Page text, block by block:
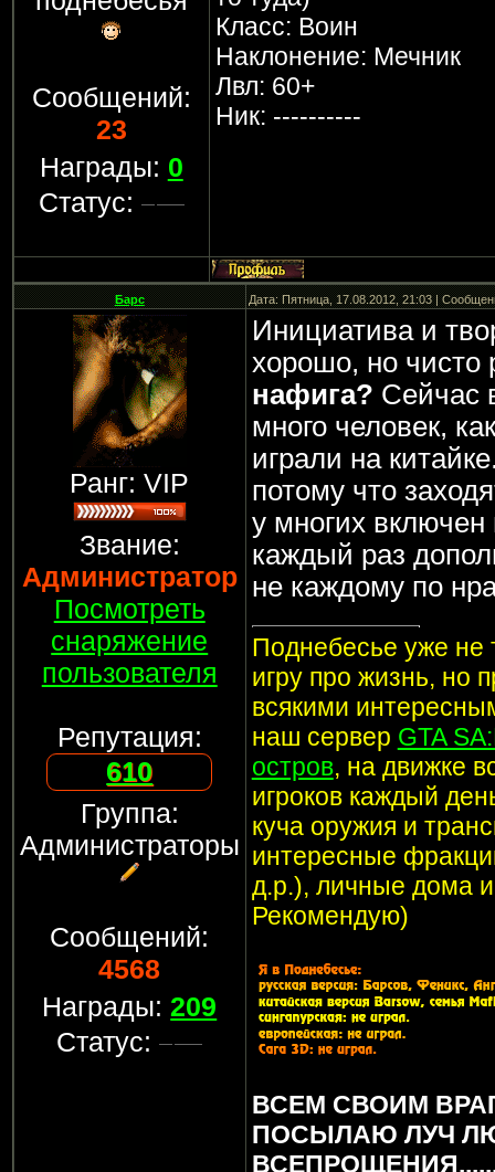
Сообщений:
23
Награды: 0
Статус:
Класс: Воин
Наклонение: Мечник
Лвл: 60+
Ник: ----------
Барс Дата: Пятница, 17.08.2012, 21:03 |
Ранг: VIP
Звание:
Администратор
Посмотреть
снаряжение
пользователя
Репутация:
610
Группа:
Администраторы
Сообщений:
4568
Награды:209
Статус:
Инициатива и
хорошо, но чисто
нафига? Сейчас
много человек,
играли на
потому что
у многих включен
каждый раз
не каждому по
Поднебесье уже не
игру про жизнь, но
всякими
наш сервер GTA
остров, на движке
игроков каждый
куча оружия и
интересные
д.р.), личные дома
Рекомендую)
ВСЕМ СВОИМ
ПОСЫЛАЮ ЛУЧ